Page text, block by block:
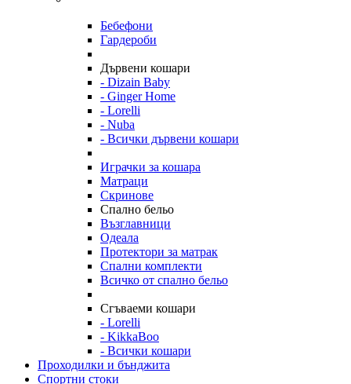
Бебефони
Гардероби
Дървени кошари
- Dizain Baby
- Ginger Home
- Lorelli
- Nuba
- Всички дървени кошари
Играчки за кошара
Матраци
Скринове
Спално бельо
Възглавници
Одеала
Протектори за матрак
Спални комплекти
Всичко от спално бельо
Сгъваеми кошари
- Lorelli
- KikkaBoo
- Всички кошари
Проходилки и бънджита
Спортни стоки